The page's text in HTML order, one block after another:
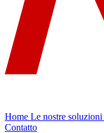
Home Le nostre soluzioni
Contatto